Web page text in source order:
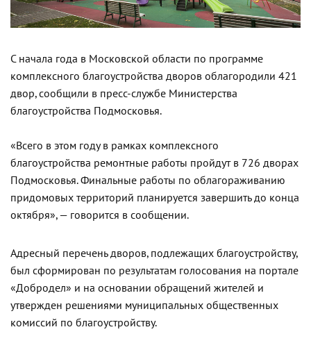
С начала года в Московской области по программе
комплексного благоустройства дворов облагородили 421
двор, сообщили в пресс-службе Министерства
благоустройства Подмосковья.
«Всего в этом году в рамках комплексного
благоустройства ремонтные работы пройдут в 726 дворах
Подмосковья. Финальные работы по облагораживанию
придомовых территорий планируется завершить до конца
октября», — говорится в сообщении.
Адресный перечень дворов, подлежащих благоустройству,
был сформирован по результатам голосования на портале
«Добродел» и на основании обращений жителей и
утвержден решениями муниципальных общественных
комиссий по благоустройству.